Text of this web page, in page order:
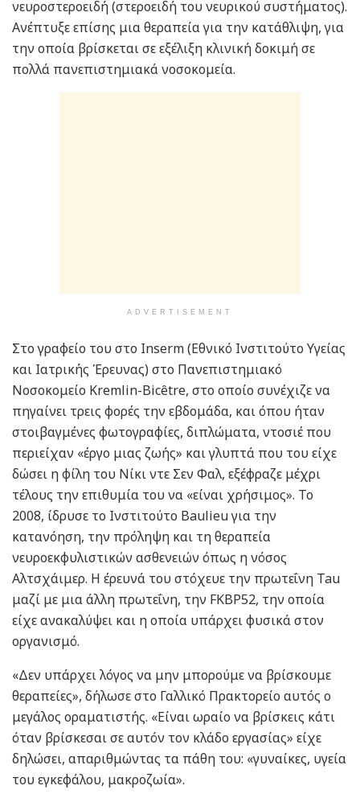
νευροστεροειδή (στεροειδή του νευρικού συστήματος).
Ανέπτυξε επίσης μια θεραπεία για την κατάθλιψη, για
την οποία βρίσκεται σε εξέλιξη κλινική δοκιμή σε
πολλά πανεπιστημιακά νοσοκομεία.
ADVERTISEMENT
Στο γραφείο του στο Inserm (Εθνικό Ινστιτούτο Υγείας
και Ιατρικής Έρευνας) στο Πανεπιστημιακό
Νοσοκομείο Kremlin-Bicêtre, στο οποίο συνέχιζε να
πηγαίνει τρεις φορές την εβδομάδα, και όπου ήταν
στοιβαγμένες φωτογραφίες, διπλώματα, ντοσιέ που
περιείχαν «έργο μιας ζωής» και γλυπτά που του είχε
δώσει η φίλη του Νίκι ντε Σεν Φαλ, εξέφραζε μέχρι
τέλους την επιθυμία του να «είναι χρήσιμος». Το
2008, ίδρυσε το Ινστιτούτο Baulieu για την
κατανόηση, την πρόληψη και τη θεραπεία
νευροεκφυλιστικών ασθενειών όπως η νόσος
Αλτσχάιμερ. Η έρευνά του στόχευε την πρωτεΐνη Tau
μαζί με μια άλλη πρωτεΐνη, την FKBP52, την οποία
είχε ανακαλύψει και η οποία υπάρχει φυσικά στον
οργανισμό.
«Δεν υπάρχει λόγος να μην μπορούμε να βρίσκουμε
θεραπείες», δήλωσε στο Γαλλικό Πρακτορείο αυτός ο
μεγάλος οραματιστής. «Είναι ωραίο να βρίσκεις κάτι
όταν βρίσκεσαι σε αυτόν τον κλάδο εργασίας» είχε
δηλώσει, απαριθμώντας τα πάθη του: «γυναίκες, υγεία
του εγκεφάλου, μακροζωία».